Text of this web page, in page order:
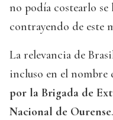
no podía costearlo se
contrayendo de este
La relevancia de
incluso en el nombre
por la Brigada de
Nacional de Ourense